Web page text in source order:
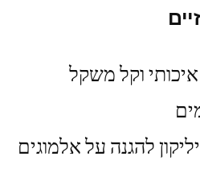
וקל משקל
להגנה על אלמוגים